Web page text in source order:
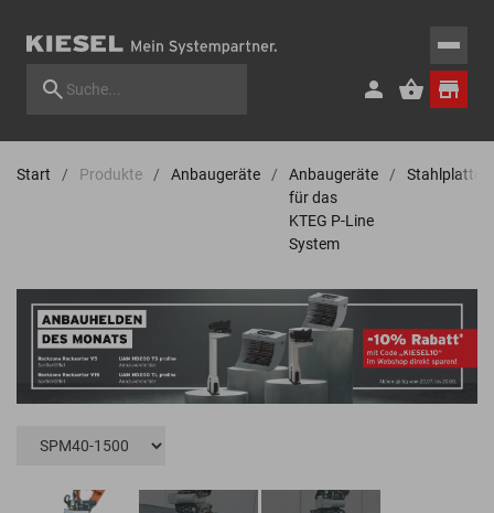
Start Produkte Anbaugeräte
Anbaugeräte
für das
KTEG P-Line
System